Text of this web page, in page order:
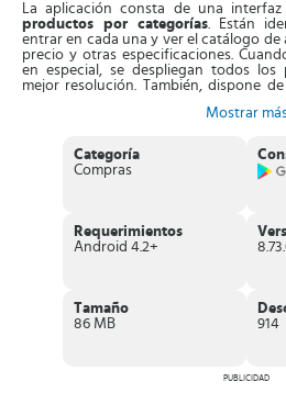
La aplicación consta de una interfaz
productos por categorías. Están
entrar en cada una y ver el catálogo
precio y otras especificaciones.
en especial, se despliegan todos los
mejor resolución. También, dispone
disponibilidad, si tiene o no envío
navegación entre el catalogo es
apartados anteriores si has olvidado
e iOS. Se dedica a ofrecer
mejores precios.
conseguirás
Mostrar
Categoría
Compras
Requerimientos
Android 4.2+
Tamaño
86 MB
914
PUBLICIDAD